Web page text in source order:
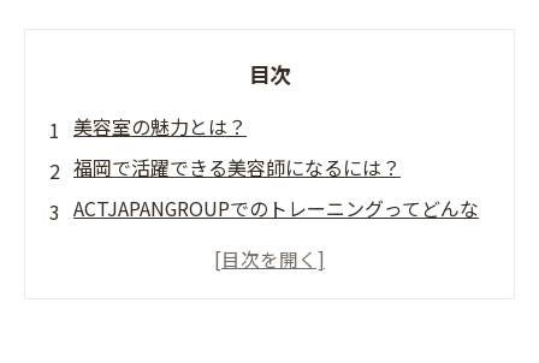
目次
美容室の魅力とは？
福岡で活躍できる美容師になるには？
ACTJAPANGROUPでのトレーニングってどんな